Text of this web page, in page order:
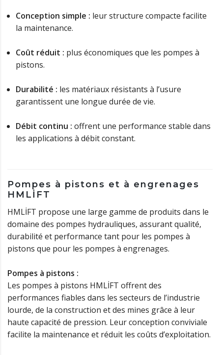
Conception simple : leur structure compacte facilite
la maintenance.
Coût réduit : plus économiques que les pompes à
pistons.
Durabilité : les matériaux résistants à l’usure
garantissent une longue durée de vie.
Débit continu : offrent une performance stable dans
les applications à débit constant.
Pompes à pistons et à engrenages
HMLİFT
HMLİFT propose une large gamme de produits dans le
domaine des pompes hydrauliques, assurant qualité,
durabilité et performance tant pour les pompes à
pistons que pour les pompes à engrenages.
Pompes à pistons :
Les pompes à pistons HMLİFT offrent des
performances fiables dans les secteurs de l’industrie
lourde, de la construction et des mines grâce à leur
haute capacité de pression. Leur conception conviviale
facilite la maintenance et réduit les coûts d’exploitation.